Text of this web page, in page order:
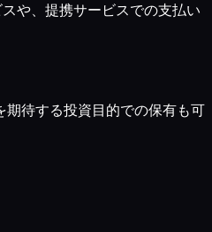
や、提携サービスでの支払い
待する投資目的での保有も可